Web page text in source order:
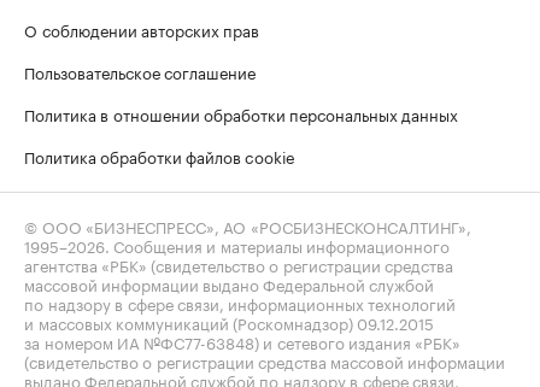
О соблюдении авторских прав
Пользовательское соглашение
Политика в отношении обработки персональных данных
Политика обработки файлов cookie
© ООО «БИЗНЕСПРЕСС», АО «РОСБИЗНЕСКОНСАЛТИНГ»,
1995–2026 . Сообщения и материалы информационного
агентства «РБК» (свидетельство о регистрации средства
массовой информации выдано Федеральной службой
по надзору в сфере связи, информационных технологий
и массовых коммуникаций (Роскомнадзор) 09.12.2015
за номером ИА №ФС77-63848) и сетевого издания «РБК»
(свидетельство о регистрации средства массовой информации
выдано Федеральной службой по надзору в сфере связи,